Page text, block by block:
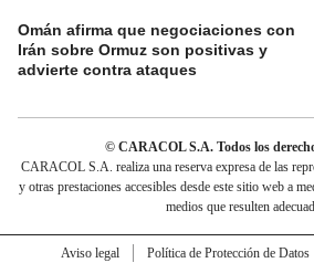
Omán afirma que negociaciones con
Irán sobre Ormuz son positivas y
advierte contra ataques
© CARACOL S.A. Todos los
CARACOL S.A. realiza una reserva expresa de las
y otras prestaciones accesibles desde este sitio web a
medios que resulten
Aviso legal Política de Protección de Datos